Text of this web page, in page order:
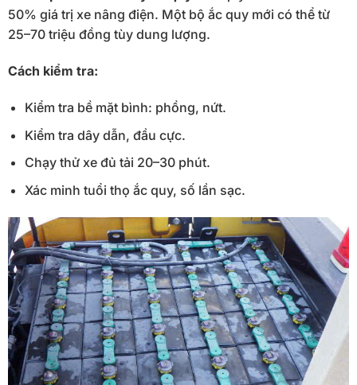
50% giá trị xe nâng điện. Một bộ ắc quy mới có thể từ
25–70 triệu đồng tùy dung lượng.
Cách kiểm tra:
Kiểm tra bề mặt bình: phồng, nứt.
Kiểm tra dây dẫn, đầu cực.
Chạy thử xe đủ tải 20–30 phút.
Xác minh tuổi thọ ắc quy, số lần sạc.